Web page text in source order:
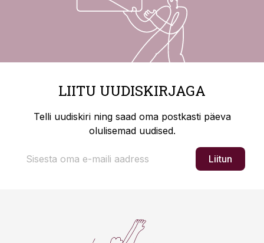
LIITU UUDISKIRJAGA
Telli uudiskiri ning saad oma postkasti päeva
olulisemad uudised.
Liitun